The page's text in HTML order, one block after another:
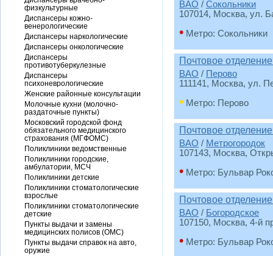
ВАО / Сокольники
107014, Москва, ул.
• Метро: Сокольники
Почтовое
ВАО / Перово
111141 , Москва, ул.
• Метро: Перово
Почтовое
ВАО / Метрогородок
107143, Москва,
• Метро: Бульвар
Почтовое
ВАО / Богородское
107150, Москва, 4-й
• Метро: Бульвар
физкультурные
Диспансеры кожно-
венерологические
Диспансеры наркологические
Диспансеры онкологические
Диспансеры
противотуберкулезные
Диспансеры
психоневрологические
Женские районные консультации
Молочные кухни (молочно-
раздаточные пункты)
Московский городской фонд
обязательного медицинского
страхования (МГФОМС)
Поликлиники ведомственные
Поликлиники городские,
амбулатории, МСЧ
Поликлиники детские
Поликлиники стоматологические
взрослые
Поликлиники стоматологические
детские
Пункты выдачи и замены
медицинских полисов (ОМС)
Пункты выдачи справок на авто,
оружие